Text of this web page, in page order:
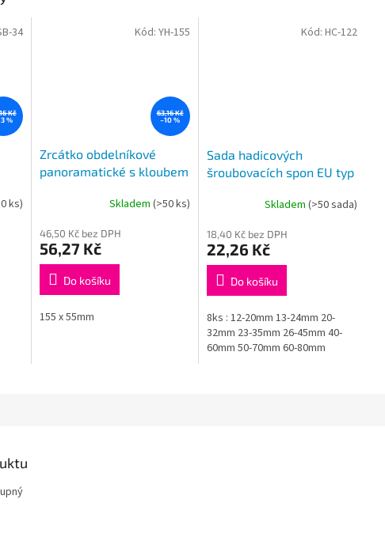
Kč
%
ks)
34
63,16 Kč
–10 %
Zrcátko obdelníkové
panoramatické s kloubem
Skladem (>50 ks)
46,50 Kč bez DPH
56,27 Kč
Do košíku
155 x 55mm
Kód: YH-155
Sada hadicových
šroubovacích spon EU typ
Skladem(>50 sada)
18,40 Kč bez DPH
22,26 Kč
Do košíku
8ks : 12-20mm 13-24mm 20-
32mm 23-35mm 26-45mm 40-
60mm 50-70mm 60-80mm
Kód:HC-122